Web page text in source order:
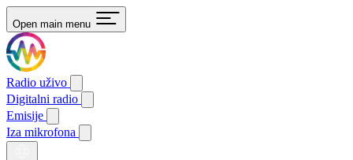
Open main menu
Radio uživo
Digitalni radio
Emisije
Iza mikrofona